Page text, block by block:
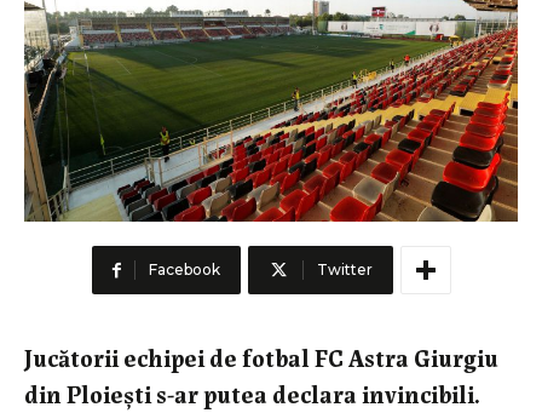
Facebook Twitter
Jucătorii echipei de fotbal FC Astra Giurgiu
din Ploiești s-ar putea declara invincibili.